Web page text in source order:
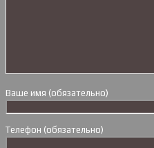
Ваше имя (обязательно)
Телефон (обязательно)